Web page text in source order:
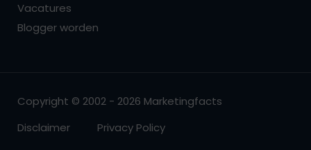
Vacatures
Blogger worden
Copyright © 2002 - 2026 Marketingfacts
Disclaimer
Privacy Policy